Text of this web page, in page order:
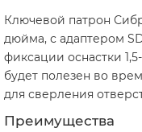
Ключевой патрон
дюйма, с адаптером
фиксации оснастки
будет полезен во
для сверления
Преимущества